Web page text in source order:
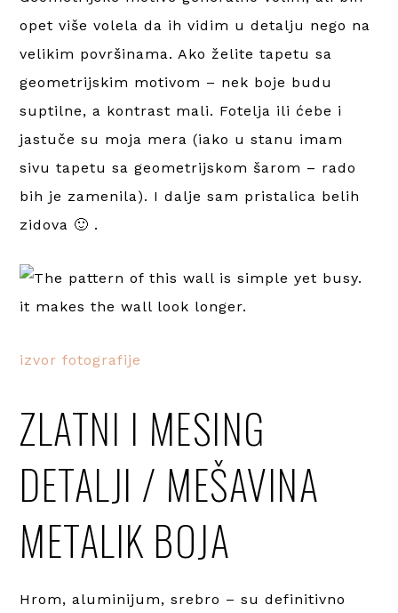
opet više volela da ih vidim u detalju nego na
velikim površinama. Ako želite tapetu sa
geometrijskim motivom – nek boje budu
suptilne, a kontrast mali. Fotelja ili ćebe i
jastuče su moja mera (iako u stanu imam
sivu tapetu sa geometrijskom šarom – rado
bih je zamenila). I dalje sam pristalica belih
zidova 🙂 .
izvor fotografije
ZLATNI I MESING
DETALJI / MEŠAVINA
METALIK BOJA
Hrom, aluminijum, srebro – su definitivno